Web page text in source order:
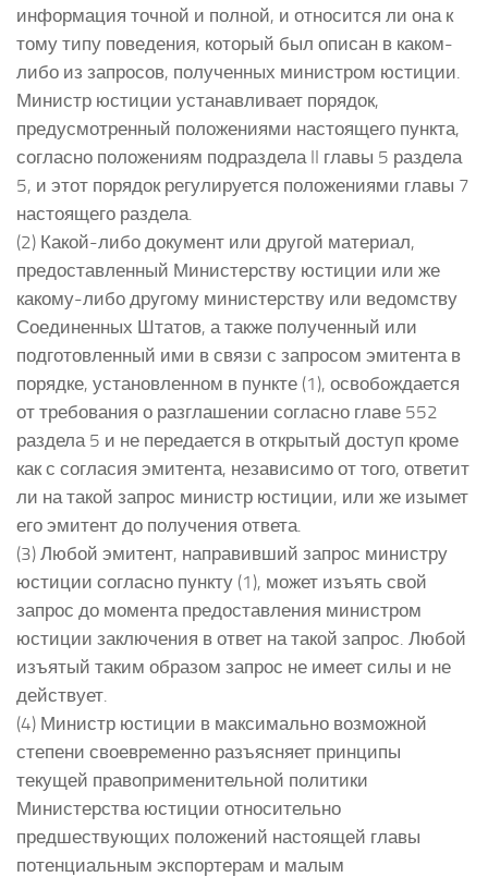
информация точной и полной, и относится ли она к
тому типу поведения, который был описан в каком-
либо из запросов, полученных министром юстиции.
Министр юстиции устанавливает порядок,
предусмотренный положениями настоящего пункта,
согласно положениям подраздела II главы 5 раздела
5, и этот порядок регулируется положениями главы 7
настоящего раздела.
(2) Какой-либо документ или другой материал,
предоставленный Министерству юстиции или же
какому-либо другому министерству или ведомству
Соединенных Штатов, а также полученный или
подготовленный ими в связи с запросом эмитента в
порядке, установленном в пункте (1), освобождается
от требования о разглашении согласно главе 552
раздела 5 и не передается в открытый доступ кроме
как с согласия эмитента, независимо от того, ответит
ли на такой запрос министр юстиции, или же изымет
его эмитент до получения ответа.
(3) Любой эмитент, направивший запрос министру
юстиции согласно пункту (1), может изъять свой
запрос до момента предоставления министром
юстиции заключения в ответ на такой запрос. Любой
изъятый таким образом запрос не имеет силы и не
действует.
(4) Министр юстиции в максимально возможной
степени своевременно разъясняет принципы
текущей правоприменительной политики
Министерства юстиции относительно
предшествующих положений настоящей главы
потенциальным экспортерам и малым